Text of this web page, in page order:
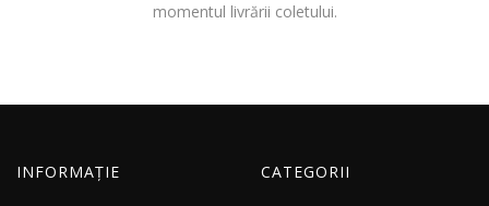
momentul livrării coletului.
INFORMAȚIE CATEGORII